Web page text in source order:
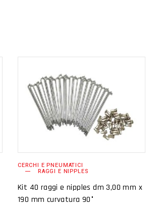
AGGIUNGI AL
CARRELLO
CERCHI E PNEUMATICI
RAGGI E NIPPLES
Kit 40 raggi e nipples dm 3,00 mm x
190 mm curvatura 90°